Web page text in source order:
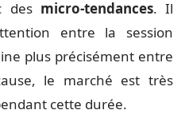
des micro-tendances. Il
entre la session
plus précisément entre
le marché est très
cette durée.